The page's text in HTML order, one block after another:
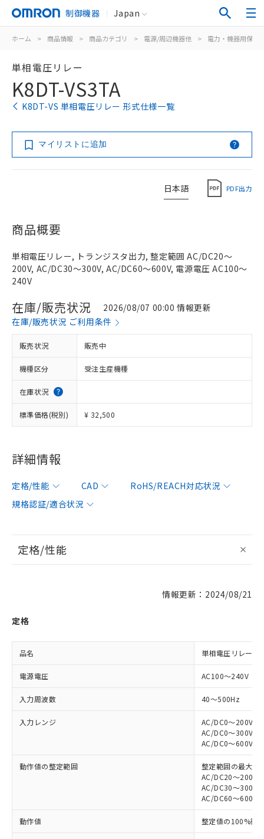
制御機器 Japan
ホーム > 商品情報 > 商品カテゴリ > 電源/周辺機器他 > 電力・機器用保護
単相電圧リレー
K8DT-VS3TA
K8DT-VS 単相電圧リレー 形式仕様一覧
マイリストに追加
日本語 PDF出力
商品概要
単相電圧リレー, トランジスタ出力, 整定範囲 AC/DC20～
200V, AC/DC30～300V, AC/DC60～600V, 電源電圧 AC100～
240V
在庫/販売状況
2026/08/07 00:00 情報更新
在庫/販売状況 ご利用条件
販売状況 販売中
機種区分 受注生産機種
在庫状況
標準価格(税別) ¥ 32,500
詳細情報
定格/性能 CAD
RoHS/REACH対応状況
規格認証/適合状況
定格/性能
情報更新：2024/08/21
定格
品名 単相電圧リレー
電源電圧 AC100～240V
入力周波数 40～500Hz
入力レンジ
AC/DC0～200V (
AC/DC0～300V (
AC/DC0～600V (
動作値の整定範囲
整定範囲の最大値
AC/DC20～200V
AC/DC30～300V
AC/DC60～600V
動作値 整定値の100%動